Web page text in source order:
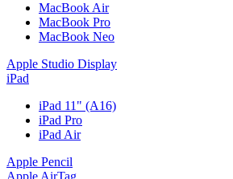
MacBook Air
MacBook Pro
MacBook Neo
Apple Studio Display
iPad
iPad 11" (A16)
iPad Pro
iPad Air
Apple Pencil
Apple AirTag